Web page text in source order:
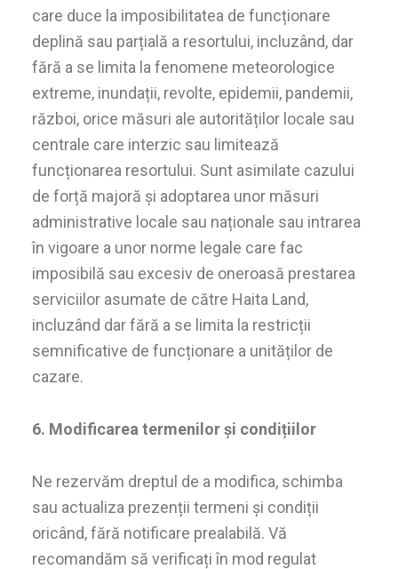
care duce la imposibilitatea de funcționare
deplină sau parțială a resortului, incluzând, dar
fără a se limita la fenomene meteorologice
extreme, inundații, revolte, epidemii, pandemii,
război, orice măsuri ale autorităților locale sau
centrale care interzic sau limitează
funcționarea resortului. Sunt asimilate cazului
de forță majoră și adoptarea unor măsuri
administrative locale sau naționale sau intrarea
în vigoare a unor norme legale care fac
imposibilă sau excesiv de oneroasă prestarea
serviciilor asumate de către Haita Land,
incluzând dar fără a se limita la restricții
semnificative de funcționare a unităților de
cazare.
6. Modificarea termenilor și condițiilor
Ne rezervăm dreptul de a modifica, schimba
sau actualiza prezenții termeni și condiții
oricând, fără notificare prealabilă. Vă
recomandăm să verificați în mod regulat